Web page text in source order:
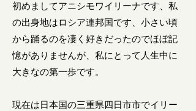
初めましてアニシモワイリーナです、私
の出身地はロシア連邦国です、小さい頃
から踊るのを凄く好きだったのでほぼ記
憶がありませんが、私にとって人生中に
大きなの第一歩です。
現在は日本国の三重県四日市市でイリー